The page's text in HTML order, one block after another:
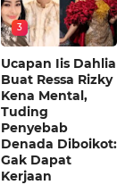
3
Ucapan Iis Dahlia
Buat Ressa Rizky
Kena Mental,
Tuding
Penyebab
Denada Diboikot:
Gak Dapat
Kerjaan